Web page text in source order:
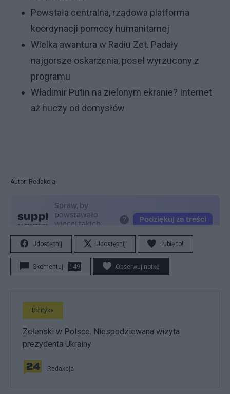
Powstała centralna, rządowa platforma
koordynacji pomocy humanitarnej
Wielka awantura w Radiu Zet. Padały
najgorsze oskarżenia, poseł wyrzucony z
programu
Władimir Putin na zielonym ekranie? Internet
aż huczy od domysłów
Autor: Redakcja
Udostępnij Udostępnij Lubię to!
Skomentuj 149 Obserwuj notkę
Polityka
Zełenski w Polsce. Niespodziewana wizyta
prezydenta Ukrainy
Redakcja